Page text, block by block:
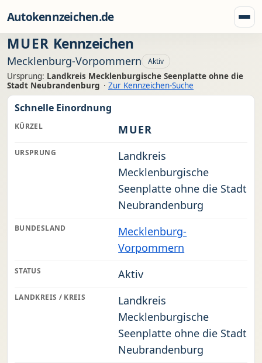
Autokennzeichen.de
MUER Kennzeichen
Mecklenburg-Vorpommern Aktiv
Ursprung: Landkreis Mecklenburgische Seenplatte ohne die
Stadt Neubrandenburg · Zur Kennzeichen-Suche
Schnelle Einordnung
KÜRZEL MUER
URSPRUNG
Landkreis
Mecklenburgische
Seenplatte ohne die Stadt
Neubrandenburg
BUNDESLAND
Mecklenburg-
Vorpommern
STATUS Aktiv
LANDKREIS / KREIS
Landkreis
Mecklenburgische
Seenplatte ohne die Stadt
Neubrandenburg